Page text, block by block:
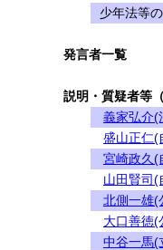
少年法等
発言者一覧
説明・質疑者等
義家弘介(
盛山正仁(
宮崎政久(
山田賢司(
北側一雄(
大口善徳(
中谷一馬(